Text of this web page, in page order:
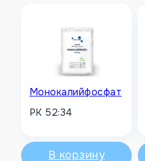
Монокалийфосфат
PK 52:34
В корзину